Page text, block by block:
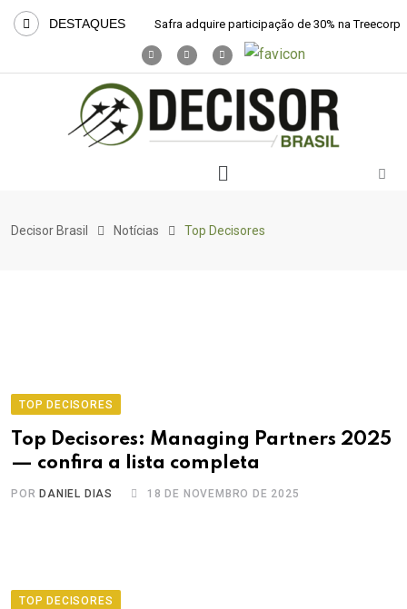
DESTAQUES Safra adquire participação de 30% na Treecorp
Decisor Brasil Notícias Top Decisores
TOP DECISORES
Top Decisores: Managing Partners 2025
— confira a lista completa
POR DANIEL DIAS 18 DE NOVEMBRO DE 2025
TOP DECISORES